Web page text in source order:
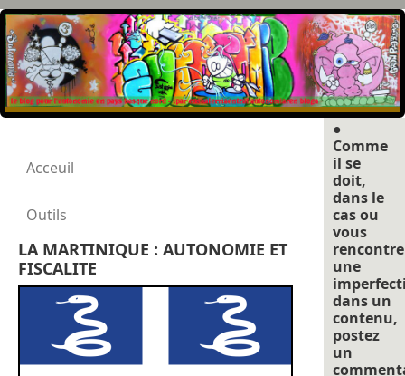
Acceuil
Outils
LA MARTINIQUE : AUTONOMIE ET
FISCALITE
●
Comme
il se
doit,
dans le
cas ou
vous
une
dans un
contenu,
postez
un